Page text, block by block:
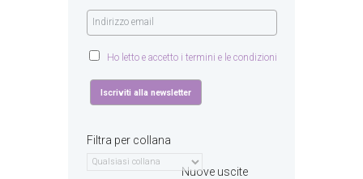
Ho letto e accetto i termini e le condizioni
Filtra per collana
Nuove uscite